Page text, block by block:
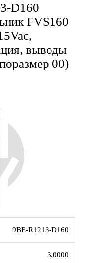
D160
FVS160
выводы
00)
9BE-R1213-D160
3.0000